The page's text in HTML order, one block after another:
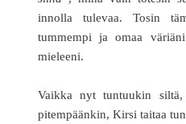
innolla tulevaa. Tosin
tummempi ja omaa
mieleeni.
Vaikka nyt tuntuukin
pitempäänkin, Kirsi taitaa